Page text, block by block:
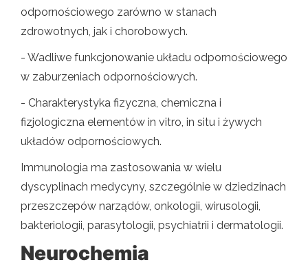
odpornościowego zarówno w stanach
zdrowotnych, jak i chorobowych.
- Wadliwe funkcjonowanie układu odpornościowego
w zaburzeniach odpornościowych.
- Charakterystyka fizyczna, chemiczna i
fizjologiczna elementów in vitro, in situ i żywych
układów odpornościowych.
Immunologia ma zastosowania w wielu
dyscyplinach medycyny, szczególnie w dziedzinach
przeszczepów narządów, onkologii, wirusologii,
bakteriologii, parasytologii, psychiatrii i dermatologii.
Neurochemia